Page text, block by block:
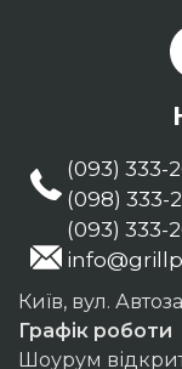
(093) 333-
(098) 333-
(093) 333-
Київ, вул.
Графік роботи
Шоурум